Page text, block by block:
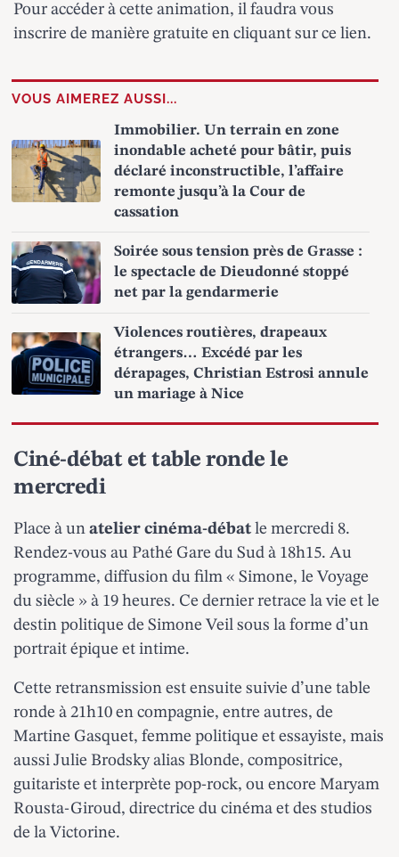
Pour accéder à cette animation, il faudra vous
inscrire de manière gratuite en cliquant sur ce lien.
VOUS AIMEREZ AUSSI...
Immobilier. Un terrain en zone
inondable acheté pour bâtir, puis
déclaré inconstructible, l’affaire
remonte jusqu’à la Cour de
cassation
Soirée sous tension près de Grasse :
le spectacle de Dieudonné stoppé
net par la gendarmerie
Violences routières, drapeaux
étrangers… Excédé par les
dérapages, Christian Estrosi annule
un mariage à Nice
Ciné-débat et table ronde le
mercredi
Place à un atelier cinéma-débat le mercredi 8.
Rendez-vous au Pathé Gare du Sud à 18h15. Au
programme, diffusion du film « Simone, le Voyage
du siècle » à 19 heures. Ce dernier retrace la vie et le
destin politique de Simone Veil sous la forme d’un
portrait épique et intime.
Cette retransmission est ensuite suivie d’une table
ronde à 21h10 en compagnie, entre autres, de
Martine Gasquet, femme politique et essayiste, mais
aussi Julie Brodsky alias Blonde, compositrice,
guitariste et interprète pop-rock, ou encore Maryam
Rousta-Giroud, directrice du cinéma et des studios
de la Victorine.